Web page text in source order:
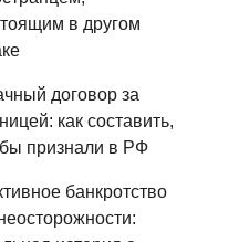
в другом
договор за
как составить,
признали в РФ
банкротство